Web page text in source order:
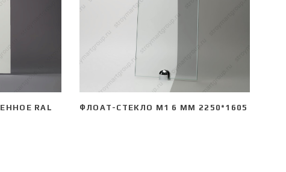
RAL
ФЛОАТ-СТЕКЛО М1 6 ММ 2250*1605